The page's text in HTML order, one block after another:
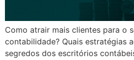
Como atrair mais clientes para o
contabilidade? Quais estratégias
segredos dos escritórios